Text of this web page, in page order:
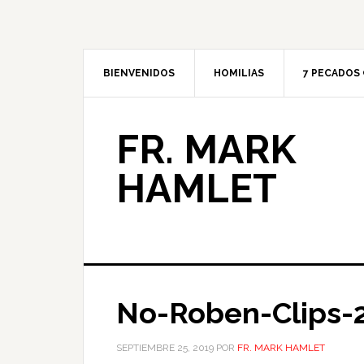
BIENVENIDOS HOMILIAS 7 PECADOS
FR. MARK
HAMLET
No-Roben-Clips-
SEPTIEMBRE 25, 2019 POR FR. MARK HAMLET